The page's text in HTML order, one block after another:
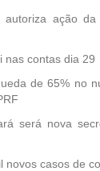
autoriza ação
nas contas dia 29
de 65% no
será nova
novos casos de